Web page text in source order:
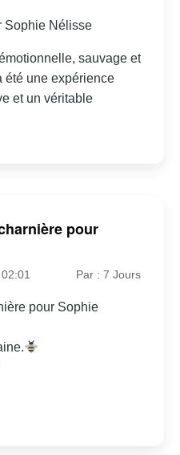
Sophie Nélisse
sauvage et
été une expérience
et un véritable
pour
Par : 7 Jours
pour Sophie